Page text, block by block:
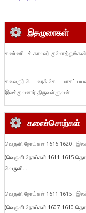
இதழுரைகள்
கண்ணியக் காவலர் குலோத்துங்கன்
கலைஞர் பெயரைக் கேடயமாகப்
இலக்குவனார் திருவள்ளுவன்
கலைச்சொற்கள்
வெருளி நோய்கள் 1616-1620 :
(வெருளி நோய்கள் 1611-1615
வெருளி...
வெருளி நோய்கள் 1611-1615 :
(வெருளி நோய்கள் 1607-1610